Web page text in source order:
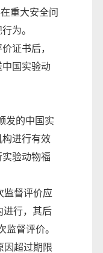
重大安全问
为。
证书后，
国实验动
发的中国实
进行有效
实验动物福
监督评价应
进行，其后
监督评价。
因超过期限